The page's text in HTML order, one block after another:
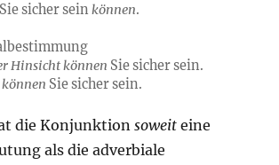
sicher sein können.
Hinsichtkönnen Sie sicher sein.
Sie sicher sein.
die Konjunktionsoweit eine
als die adverbiale